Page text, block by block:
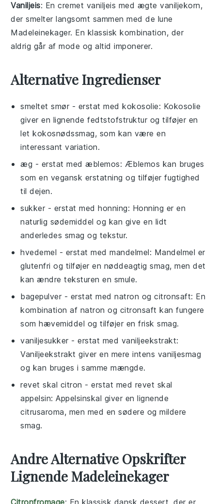
Vaniljeis: En cremet vaniljeis med ægtevaniljekorn,
der smelter langsomt sammen med de lune
Madeleinekager. En klassisk kombination, der
aldrig går af mode og altid imponerer.
Alternative Ingredienser
smeltet smør - erstat medkokosolie: Kokosolie
giver en lignende fedtstofstruktur og tilføjer en
let kokosnødssmag, som kan være en
interessant variation.
æg - erstat medæblemos: Æblemos kan bruges
som en vegansk erstatning og tilføjer fugtighed
til dejen.
sukker - erstat medhonning: Honning er en
naturlig sødemiddel og kan give en lidt
anderledes smag og tekstur.
hvedemel - erstat medmandelmel: Mandelmel er
glutenfri og tilføjer en nøddeagtig smag, men det
kan ændre teksturen en smule.
bagepulver - erstat mednatron og citronsaft: En
kombination af natron og citronsaft kan fungere
som hævemiddel og tilføjer en frisk smag.
vaniljesukker - erstat med vaniljeekstrakt:
Vaniljeekstrakt giver en mere intens vaniljesmag
og kan bruges i samme mængde.
revet skal citron - erstat med revet skal
appelsin: Appelsinskal giver en lignende
citrusaroma, men med en sødere og mildere
smag.
Andre Alternative Opskrifter
Lignende Madeleinekager
Citronfromage: En klassisk dansk dessert, der er